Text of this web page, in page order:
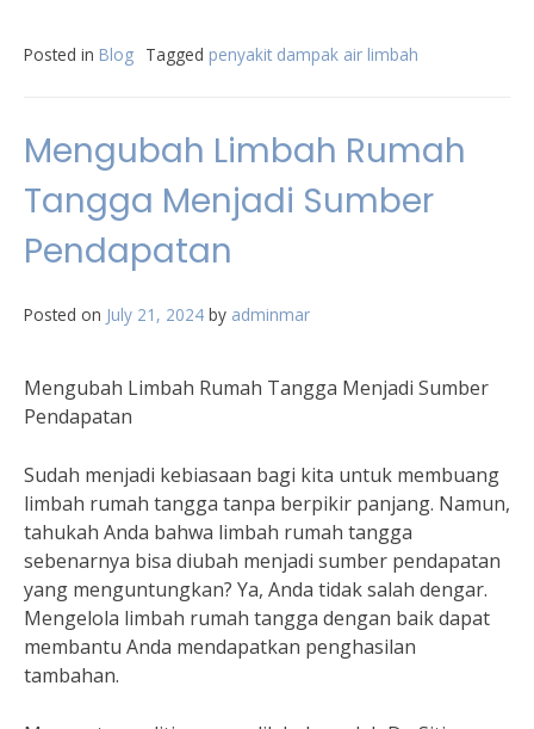
Posted in Blog Tagged penyakit dampak air limbah
Mengubah Limbah Rumah
Tangga Menjadi Sumber
Pendapatan
Posted on July 21, 2024 by adminmar
Mengubah Limbah Rumah Tangga Menjadi Sumber
Pendapatan
Sudah menjadi kebiasaan bagi kita untuk membuang
limbah rumah tangga tanpa berpikir panjang. Namun,
tahukah Anda bahwa limbah rumah tangga
sebenarnya bisa diubah menjadi sumber pendapatan
yang menguntungkan? Ya, Anda tidak salah dengar.
Mengelola limbah rumah tangga dengan baik dapat
membantu Anda mendapatkan penghasilan
tambahan.